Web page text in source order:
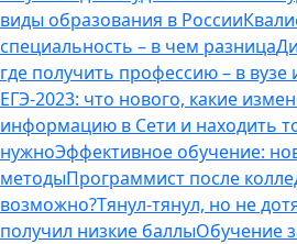
виды образования в России
специальность – в чем разница
где получить профессию – в вузе
ЕГЭ-2023: что нового, какие
информацию в Сети и находить
нужноЭффективное обучение:
методыПрограммист после
возможно?Тянул-тянул, но не
получил низкие баллыОбучение